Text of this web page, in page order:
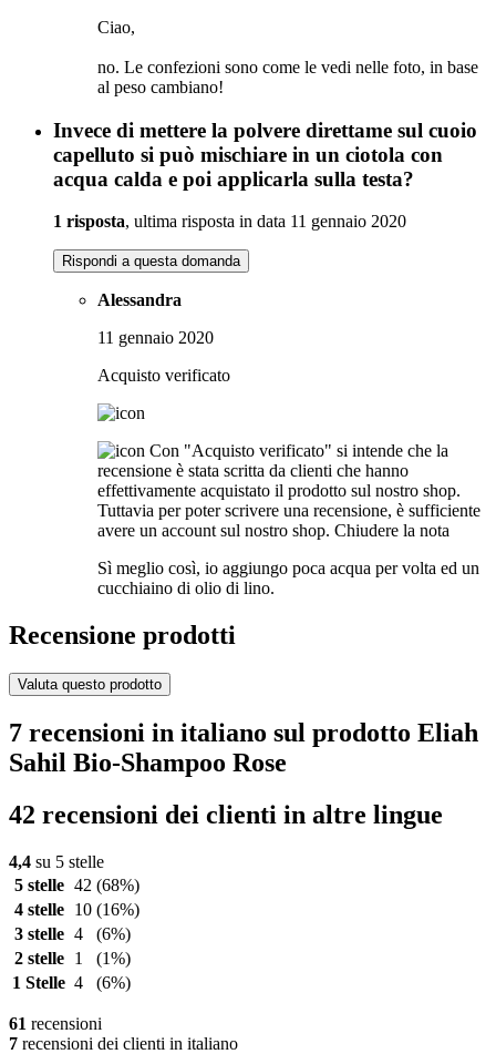
Ciao,
no. Le confezioni sono come le vedi nelle foto, in base
al peso cambiano!
Invece di mettere la polvere direttame sul cuoio
capelluto si può mischiare in un ciotola con
acqua calda e poi applicarla sulla testa?
1 risposta, ultima risposta in data 11 gennaio 2020
Rispondi a questa domanda
Alessandra
11 gennaio 2020
Acquisto verificato
Con "Acquisto verificato" si intende che la
recensione è stata scritta da clienti che hanno
effettivamente acquistato il prodotto sul nostro shop.
Tuttavia per poter scrivere una recensione, è sufficiente
avere un account sul nostro shop. Chiudere la nota
Sì meglio così, io aggiungo poca acqua per volta ed un
cucchiaino di olio di lino.
Recensione prodotti
Valuta questo prodotto
7 recensioni in italiano sul prodotto Eliah
Sahil Bio-Shampoo Rose
42 recensioni dei clienti in altre lingue
4,4 su 5 stelle
5 stelle 42 (68%)
4 stelle
10 (16%)
3 stelle 4
(6%)
2 stelle
1
(1%)
1 Stelle 4 (6%)
61 recensioni
7 recensioni dei clienti in italiano